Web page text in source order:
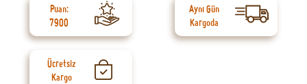
Puan:
7900
Aynı Gün
Kargoda
Ücretsiz
Kargo